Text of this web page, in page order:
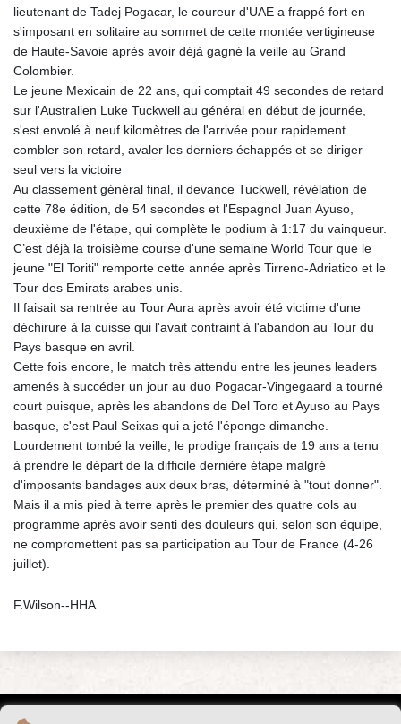
lieutenant de Tadej Pogacar, le coureur d'UAE a frappé fort en
s'imposant en solitaire au sommet de cette montée vertigineuse
de Haute-Savoie après avoir déjà gagné la veille au Grand
Colombier.
Le jeune Mexicain de 22 ans, qui comptait 49 secondes de retard
sur l'Australien Luke Tuckwell au général en début de journée,
s'est envolé à neuf kilomètres de l'arrivée pour rapidement
combler son retard, avaler les derniers échappés et se diriger
seul vers la victoire
Au classement général final, il devance Tuckwell, révélation de
cette 78e édition, de 54 secondes et l'Espagnol Juan Ayuso,
deuxième de l'étape, qui complète le podium à 1:17 du vainqueur.
C’est déjà la troisième course d'une semaine World Tour que le
jeune "El Toriti" remporte cette année après Tirreno-Adriatico et le
Tour des Emirats arabes unis.
Il faisait sa rentrée au Tour Aura après avoir été victime d'une
déchirure à la cuisse qui l'avait contraint à l'abandon au Tour du
Pays basque en avril.
Cette fois encore, le match très attendu entre les jeunes leaders
amenés à succéder un jour au duo Pogacar-Vingegaard a tourné
court puisque, après les abandons de Del Toro et Ayuso au Pays
basque, c'est Paul Seixas qui a jeté l'éponge dimanche.
Lourdement tombé la veille, le prodige français de 19 ans a tenu
à prendre le départ de la difficile dernière étape malgré
d'imposants bandages aux deux bras, déterminé à "tout donner".
Mais il a mis pied à terre après le premier des quatre cols au
programme après avoir senti des douleurs qui, selon son équipe,
ne compromettent pas sa participation au Tour de France (4-26
juillet).
F.Wilson--HHA